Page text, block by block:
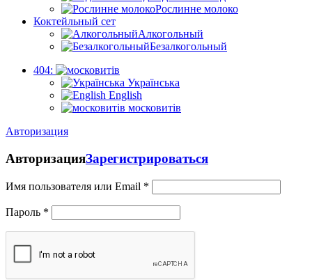
Рослинне молоко
Коктейльный сет
Алкогольный
Безалкогольный
404:
Українська
English
московитів
Авторизация
АвторизацияЗарегистрироваться
Имя пользователя или Email *
Пароль *